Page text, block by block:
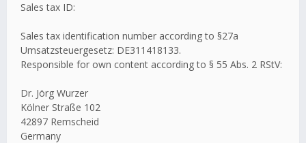
Sales tax ID:
Sales tax identification number according to §27a
Umsatzsteuergesetz: DE311418133.
Responsible for own content according to § 55 Abs. 2 RStV:
Dr. Jörg Wurzer
Kölner Straße 102
42897 Remscheid
Germany